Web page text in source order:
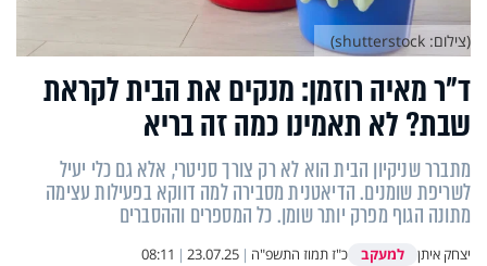
ד"ר מאיה רוזמן: מנקים את הבית לקראת
שבת? לא תאמינו כמה זה בריא
מתברר שניקיון הבית הוא לא רק צורך סניטרי, אלא גם כלי יעיל
לשריפת שומנים. הדיאטנית מסבירה למה דווקא בפעילות עצימה
מתונה הגוף מפרק יותר שומן. כל המספרים וההסברים
יצחק איתן למעקב כ"ז תמוז התשפ"ה |
23.07.25
|
08:11
(צילום: shutterstock)